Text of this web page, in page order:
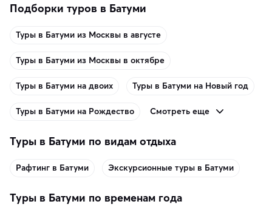
Подборки туров в Батуми
Туры в Батуми из Москвы в августе
Туры в Батуми из Москвы в октябре
Туры в Батуми на двоих Туры в Батуми на Новый год
Туры в Батуми на Рождество Смотреть еще
Туры в Батуми по видам отдыха
Рафтинг в Батуми Экскурсионные туры в Батуми
Туры в Батуми по временам года